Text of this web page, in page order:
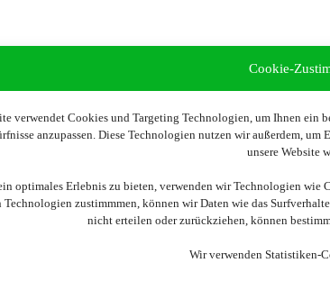
Cookie-
verwendet Cookies und Targeting Technologien, um Ihnen ein
anzupassen. Diese Technologien nutzen wir außerdem, um
unsere Website
optimales Erlebnis zu bieten, verwenden wir Technologien wie
Technologien zustimmmen, können wir Daten wie das
nicht erteilen oder zurückziehen, können
Wir verwenden Statistiken-
Wir brauchen
diesen Inhalt darzustellen, aktivieren Sie bitte die
Cookies